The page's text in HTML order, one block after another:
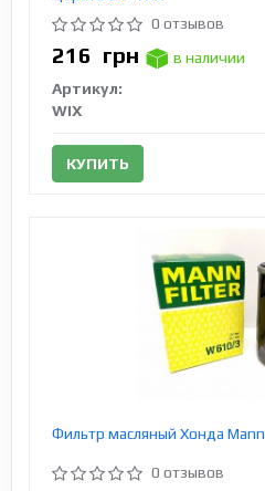
0 отзывов
216 грн
в наличии
Артикул:
WIX
КУПИТЬ
Фильтр масляный Хонда Mann
0 отзывов